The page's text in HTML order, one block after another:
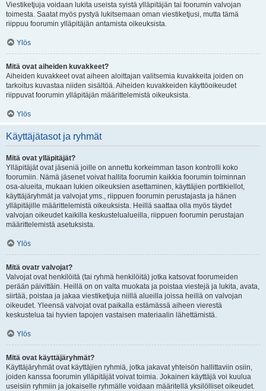
Viestiketjuja voidaan lukita useista syistä ylläpitäjän tai foorumin valvojan
toimesta. Saatat myös pystyä lukitsemaan oman viestiketjusi, mutta tämä
riippuu foorumin ylläpitäjän antamista oikeuksista.
Ylös
Mitä ovat aiheiden kuvakkeet?
Aiheiden kuvakkeet ovat aiheen aloittajan valitsemia kuvakkeita joiden on
tarkoitus kuvastaa niiden sisältöä. Aiheiden kuvakkeiden käyttöoikeudet
riippuvat foorumin ylläpitäjän määrittelemistä oikeuksista.
Ylös
Käyttäjätasot ja ryhmät
Mitä ovat ylläpitäjät?
Ylläpitäjät ovat jäseniä joille on annettu korkeimman tason kontrolli koko
foorumiin. Nämä jäsenet voivat hallita foorumin kaikkia foorumin toiminnan
osa-alueita, mukaan lukien oikeuksien asettaminen, käyttäjien porttikiellot,
käyttäjäryhmät ja valvojat yms., riippuen foorumin perustajasta ja hänen
ylläpitäjille määrittelemistä oikeuksista. Heillä saattaa olla myös täydet
valvojan oikeudet kaikilla keskustelualueilla, riippuen foorumin perustajan
määrittelemistä asetuksista.
Ylös
Mitä ovatr valvojat?
Valvojat ovat henkilöitä (tai ryhmä henkilöitä) jotka katsovat foorumeiden
perään päivittäin. Heillä on on valta muokata ja poistaa viestejä ja lukita, avata,
siirtää, poistaa ja jakaa viestiketjuja niillä alueilla joissa heillä on valvojan
oikeudet. Yleensä valvojat ovat paikalla estämässä aiheen vierestä
keskustelua tai hyvien tapojen vastaisen materiaalin lähettämistä.
Ylös
Mitä ovat käyttäjäryhmät?
Käyttäjäryhmät ovat käyttäjien ryhmiä, jotka jakavat yhteisön hallittaviin osiin,
joiden kanssa foorumin ylläpitäjät voivat toimia. Jokainen käyttäjä voi kuulua
useisiin ryhmiin ja jokaiselle ryhmälle voidaan määritellä yksilölliset oikeudet.